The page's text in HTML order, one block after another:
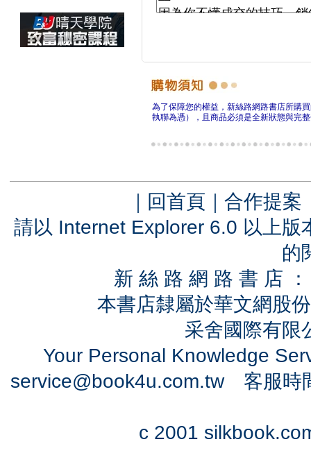
為了保障您的權益，新絲路網路書店所購
執聯為憑），且商品必須是全新狀態與完
｜ 回首頁 ｜ 合作提案
請以 Internet Explorer 6.0 以上
的
新 絲 路 網 路 書 店
本書店隸屬於華文網股
采舍國際有
Your Personal Knowledge
service@book4u.com.tw客服時
c 2001